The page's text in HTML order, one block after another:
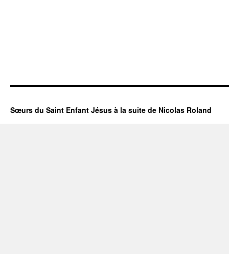
Sœurs du Saint Enfant Jésus à la suite de Nicolas Roland